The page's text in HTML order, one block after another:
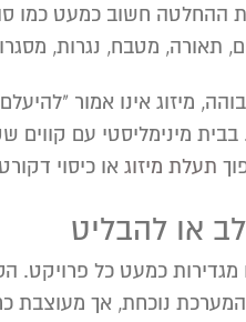
חשוב כמעט כמו
תאורה, מטבח, נגרות,
מיזוג אינו אמור
מינימליסטי עם קווים
תעלת מיזוג או כיסוי
או להבליט
מגדירות כמעט כל פרויקט.
נוכחת, אך מעוצבת